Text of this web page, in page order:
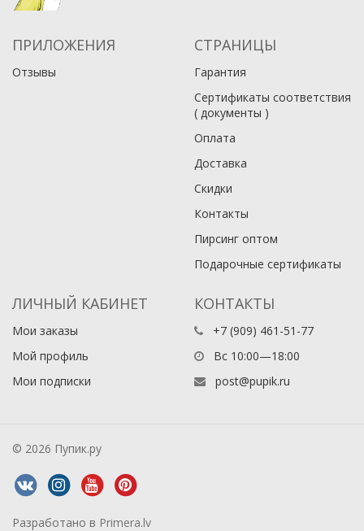
ПРИЛОЖЕНИЯ
Отзывы
СТРАНИЦЫ
Гарантия
Сертификаты соответствия
( документы )
Оплата
Доставка
Скидки
Контакты
Пирсинг оптом
Подарочные сертификаты
ЛИЧНЫЙ КАБИНЕТ
Мои заказы
Мой профиль
Мои подписки
КОНТАКТЫ
+7 (909) 461-51-77
Вс 10:00—18:00
post@pupik.ru
© 2026 Пупик.ру
Разработано в Primera.lv